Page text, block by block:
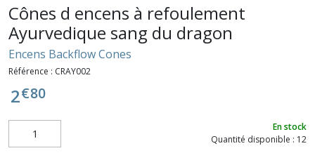
Cônes d encens à refoulement
Ayurvedique sang du dragon
Encens Backflow Cones
Référence : CRAY002
2€80
En stock
Quantité disponible : 12